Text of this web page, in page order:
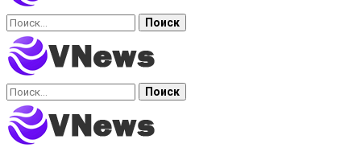
Найти:
Найти: